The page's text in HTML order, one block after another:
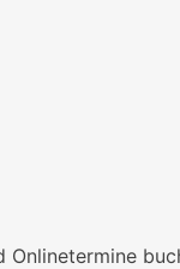
Onlinetermine